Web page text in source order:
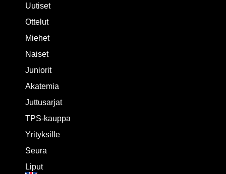
Uutiset
Ottelut
Miehet
Naiset
Juniorit
Akatemia
Juttusarjat
TPS-kauppa
Yrityksille
Seura
Liput